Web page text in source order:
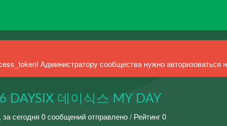
Администратору сообщества нужно авторизоваться
DAYSIX 데이식스 MY DAY
за сегодня 0 сообщений отправлено / Рейтинг 0